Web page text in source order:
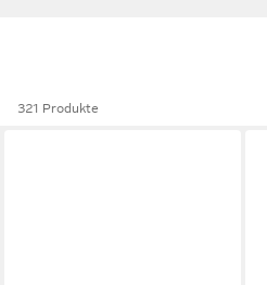
321 Produkte